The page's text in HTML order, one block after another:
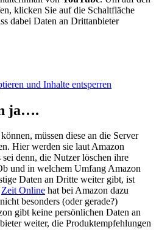
klicken Sie auf die Schaltfläche
dabei Daten an Drittanbieter
und Inhalte entsperren
ja….
müssen diese an die Server
Hier werden sie laut Amazon
sei denn, die Nutzer löschen ihre
und in welchem Umfang Amazon
Daten an Dritte weiter gibt, ist
Zeit Online hat bei Amazon dazu
besonders (oder gerade?)
gibt keine persönlichen Daten an
weiter, die Produktempfehlungen